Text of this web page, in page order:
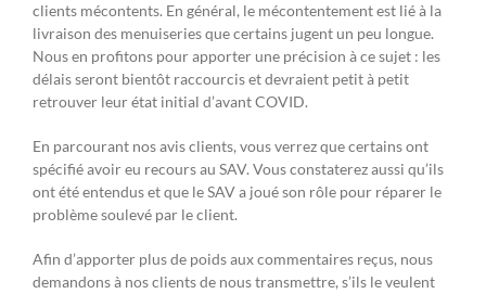
clients mécontents. En général, le mécontentement est lié à la
livraison des menuiseries que certains jugent un peu longue.
Nous en profitons pour apporter une précision à ce sujet : les
délais seront bientôt raccourcis et devraient petit à petit
retrouver leur état initial d’avant COVID.
En parcourant nos avis clients, vous verrez que certains ont
spécifié avoir eu recours au SAV. Vous constaterez aussi qu’ils
ont été entendus et que le SAV a joué son rôle pour réparer le
problème soulevé par le client.
Afin d’apporter plus de poids aux commentaires reçus, nous
demandons à nos clients de nous transmettre, s’ils le veulent